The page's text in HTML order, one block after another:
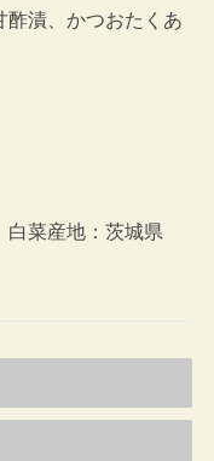
酢漬、かつおたくあ
菜産地：茨城県